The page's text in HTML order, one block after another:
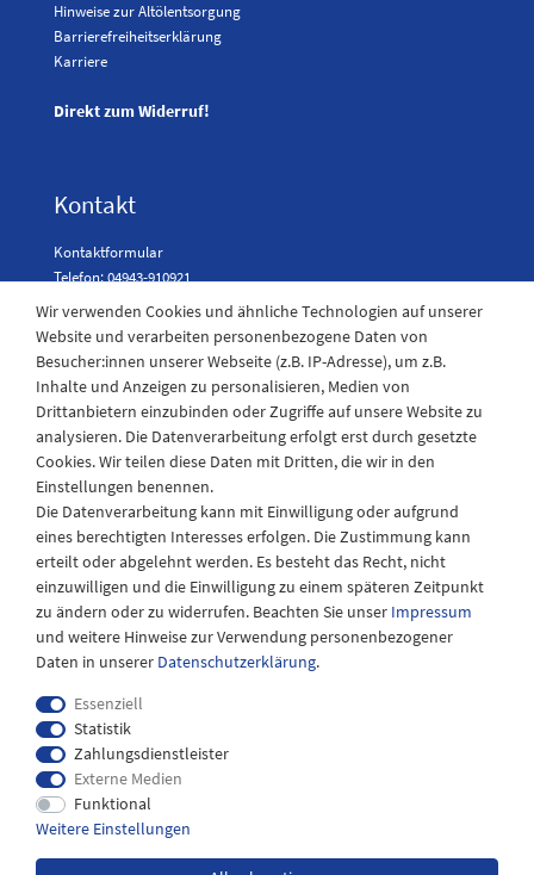
Hinweise zur Altölentsorgung
Barrierefreiheitserklärung
Karriere
Direkt zum Widerruf!
Kontakt
Kontaktformular
Telefon: 04943-910921
Laden Öffnungszeiten
Montag - Freitag
08:30 - 12:30 und 13.00 - 17.30 Uhr
Samstags
08:30 bis 12:30 Uhr
Impressum
Widerrufs­recht
Wir verwenden Cookies und ähnliche Technologien auf unserer
Website und verarbeiten personenbezogene Daten von
Besucher:innen unserer Webseite (z.B. IP-Adresse), um z.B.
Inhalte und Anzeigen zu personalisieren, Medien von
Drittanbietern einzubinden oder Zugriffe auf unsere Website zu
analysieren. Die Datenverarbeitung erfolgt erst durch gesetzte
Cookies. Wir teilen diese Daten mit Dritten, die wir in den
Einstellungen benennen.
Die Datenverarbeitung kann mit Einwilligung oder aufgrund
eines berechtigten Interesses erfolgen. Die Zustimmung kann
erteilt oder abgelehnt werden. Es besteht das Recht, nicht
einzuwilligen und die Einwilligung zu einem späteren Zeitpunkt
zu ändern oder zu widerrufen. Beachten Sie unser Impressum
und weitere Hinweise zur Verwendung personenbezogener
Daten in unserer Daten­schutz­erklärung.
Essenziell
Statistik
Zahlungsdienstleister
Externe Medien
Funktional
Weitere Einstellungen